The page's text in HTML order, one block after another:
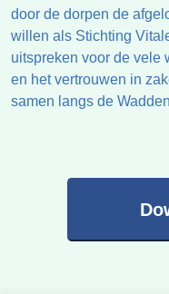
door de dorpen de
willen als Stichting
uitspreken voor de vele
en het vertrouwen in
samen langs de